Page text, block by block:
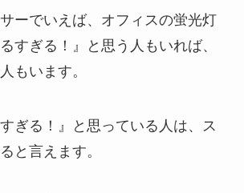
ーでいえば、オフィスの蛍光灯
すぎる！』と思う人もいれば、
もいます。
ぎる！』と思っている人は、ス
と言えます。